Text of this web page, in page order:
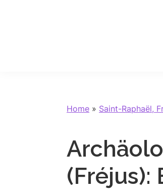
Home » Saint-Raphaël,
(Fréjus):